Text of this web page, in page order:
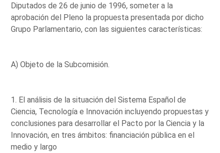
Diputados de 26 de junio de 1996, someter a la
aprobación del Pleno la propuesta presentada por dicho
Grupo Parlamentario, con las siguientes características:
A) Objeto de la Subcomisión.
1. El análisis de la situación del Sistema Español de
Ciencia, Tecnología e Innovación incluyendo propuestas y
conclusiones para desarrollar el Pacto por la Ciencia y la
Innovación, en tres ámbitos: financiación pública en el
medio y largo